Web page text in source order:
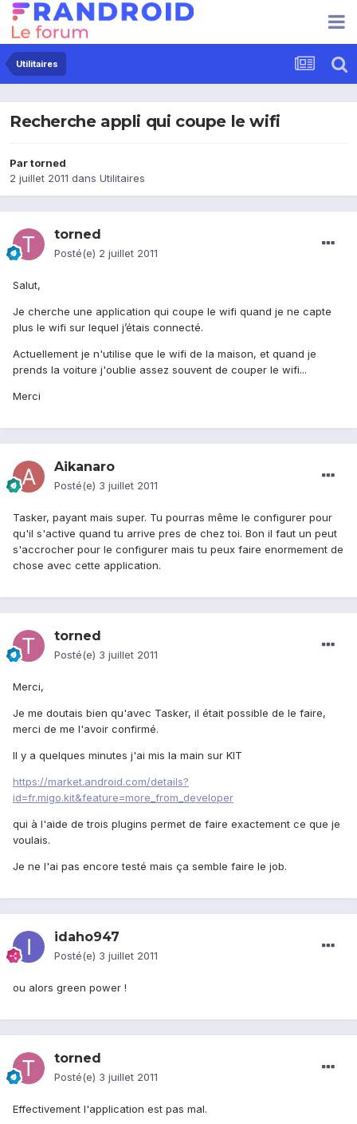
Utilitaires
Recherche appli qui coupe le wifi
Partorned
2 juillet 2011 dans Utilitaires
torned
Posté(e) 2 juillet 2011
Salut,
Je cherche une application qui coupe le wifi quand je ne capte
plus le wifi sur lequel j’étais connecté.
Actuellement je n'utilise que le wifi de la maison, et quand je
prends la voiture j'oublie assez souvent de couper le wifi...
Merci
Aikanaro
Posté(e) 3 juillet 2011
Tasker, payant mais super. Tu pourras même le configurer pour
qu'il s'active quand tu arrive pres de chez toi. Bon il faut un peut
s'accrocher pour le configurer mais tu peux faire enormement de
chose avec cette application.
torned
Posté(e) 3 juillet 2011
Merci,
Je me doutais bien qu'avec Tasker, il était possible de le faire,
merci de me l'avoir confirmé.
Il y a quelques minutes j'ai mis la main sur KIT
https://market.android.com/details?
id=fr.migo.kit&feature=more_from_developer
qui à l'aide de trois plugins permet de faire exactement ce que je
voulais.
Je ne l'ai pas encore testé mais ça semble faire le job.
idaho947
Posté(e) 3 juillet 2011
ou alors green power !
torned
Posté(e) 3 juillet 2011
Effectivement l'application est pas mal.